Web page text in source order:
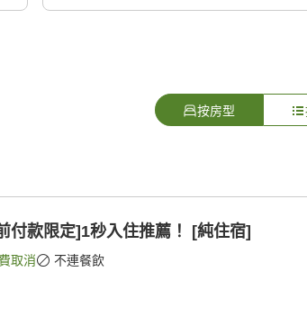
按房型
付款限定]1秒入住推薦！ [純住宿]
取消 不連餐飲